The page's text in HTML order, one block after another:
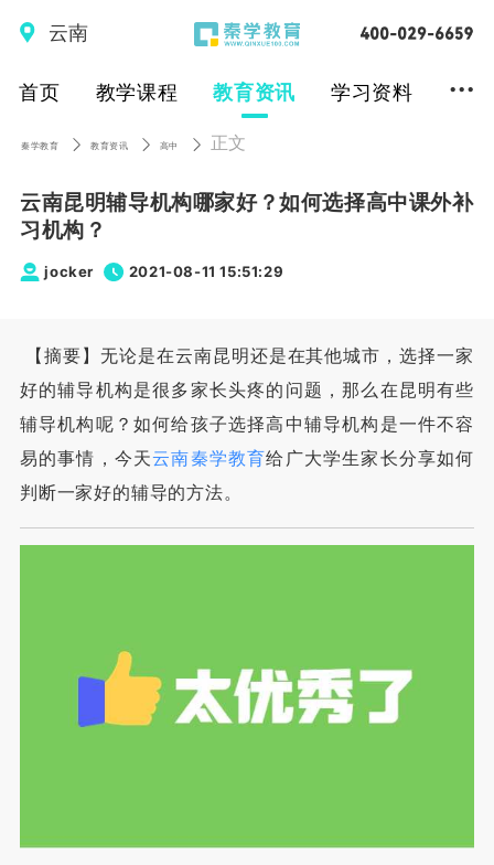
云南
首页 教学课程 教育资讯 学习资料 ...
秦学教育 教育资讯 高中 正文
云南昆明辅导机构哪家好？如何选择高中课外补
习机构？
jocker 2021-08-11 15:51:29
【摘要】无论是在云南昆明还是在其他城市，选择一家
好的辅导机构是很多家长头疼的问题，那么在昆明有些
辅导机构呢？如何给孩子选择高中辅导机构是一件不容
易的事情，今天云南秦学教育给广大学生家长分享如何
判断一家好的辅导的方法。